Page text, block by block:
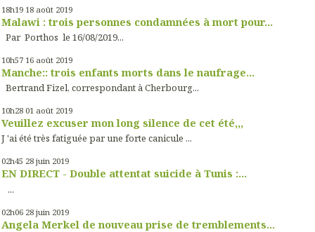
18h19 18 août 2019
Malawi : trois personnes condamnées à mort pour...
Par Porthos le 16/08/2019...
10h57 16 août 2019
Manche:: trois enfants morts dans le naufrage...
Bertrand Fizel, correspondant à Cherbourg...
10h28 01 août 2019
Veuillez excuser mon long silence de cet été,,,
J 'ai été très fatiguée par une forte canicule ...
02h45 28 juin 2019
EN DIRECT - Double attentat suicide à Tunis :...
...
02h06 28 juin 2019
Angela Merkel de nouveau prise de tremblements...